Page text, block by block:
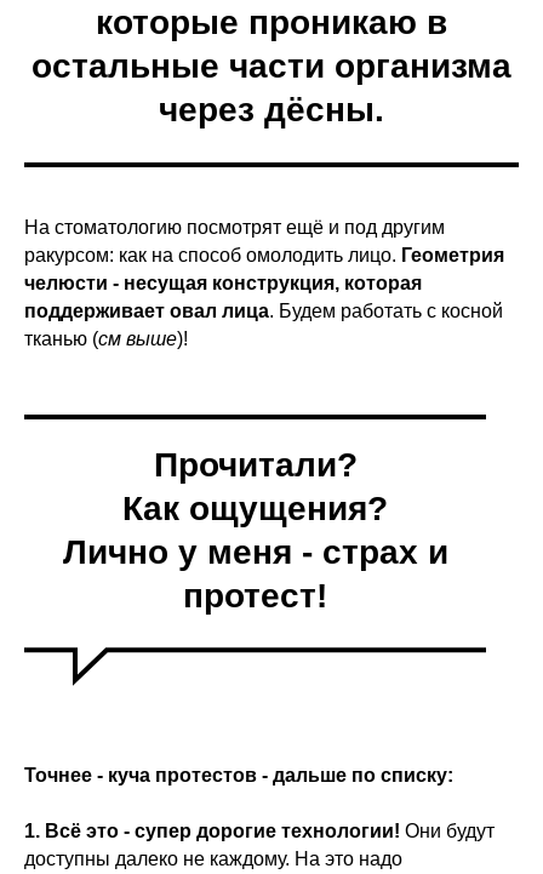
которые проникаю в
остальные части организма
через дёсны.
На стоматологию посмотрят ещё и под другим
ракурсом: как на способ омолодить лицо. Геометрия
челюсти - несущая конструкция, которая
поддерживает овал лица. Будем работать с косной
тканью (см выше)!
Прочитали?
Как ощущения?
Лично у меня - страх и
протест!
Точнее - куча протестов - дальше по списку:
1. Всё это - супер дорогие технологии! Они будут
доступны далеко не каждому. На это надо